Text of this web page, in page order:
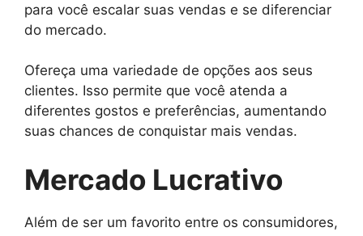
para você escalar suas vendas e se diferenciar
do mercado.
Ofereça uma variedade de opções aos seus
clientes. Isso permite que você atenda a
diferentes gostos e preferências, aumentando
suas chances de conquistar mais vendas.
Mercado Lucrativo
Além de ser um favorito entre os consumidores,